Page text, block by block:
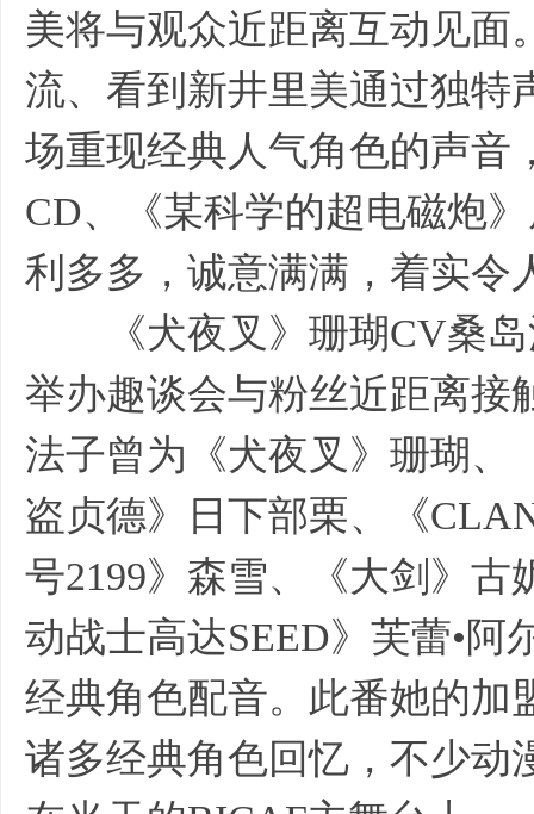
美将与观众近距离互动见面
流、看到新井里美通过独特
场重现经典人气角色的声音
CD、《某科学的超电磁炮
利多多，诚意满满，着实令
《犬夜叉》珊瑚CV桑岛
举办趣谈会与粉丝近距离接
法子曾为《犬夜叉》珊瑚、
盗贞德》日下部栗、《
号2199》森雪、《大剑》
动战士高达SEED》芙蕾•
经典角色配音。此番她的加
诸多经典角色回忆，不少动